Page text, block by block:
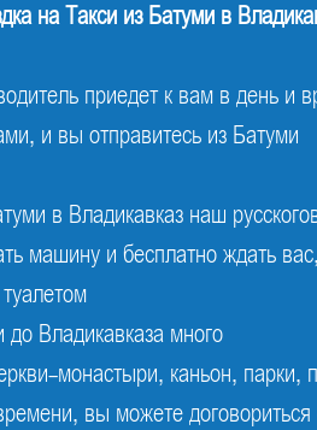
на Такси из Батуми в
приедет к вам в день и
и вы отправитесь из Батуми
в Владикавказ наш
машину и бесплатно ждать
Владикавказа много
монастыри, каньон,
вы можете